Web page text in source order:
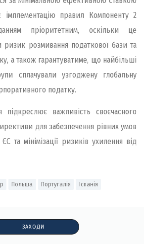
імплементацію правил Компоненту 2
пріоритетним, оскільки це
розмивання податкової бази та
а також гарантуватиме, що найбільші
сплачували узгоджену глобальну
податку.
підкреслює важливість своєчасного
для забезпечення рівних умов
та мінімізації ризиків ухилення від
Польша Португалія Іспанія
ЗАХОДИ